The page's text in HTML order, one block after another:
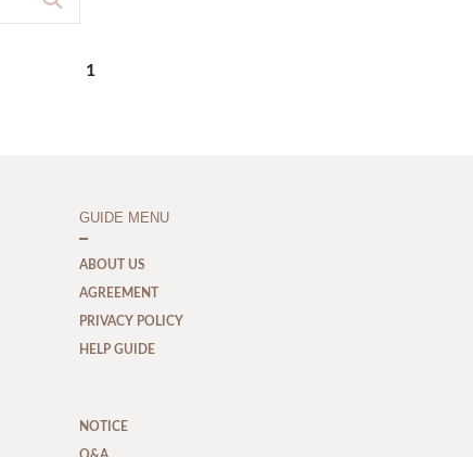
1
GUIDE MENU
ABOUT US
AGREEMENT
PRIVACY POLICY
HELP GUIDE
NOTICE